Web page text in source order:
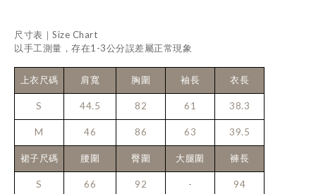
尺寸表｜Size Chart
以手工測量，存在1-3公分誤差屬正常現象
上衣尺碼 肩寬 胸圍 袖長 衣長
S 44.5 82 61 38.3
M 46 86 63 39.5
裙子尺碼 腰圍 臀圍 大腿圍 褲長
S 66 92 - 94